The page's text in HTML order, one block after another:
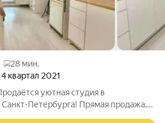
28 мин.
4 квартал 2021
уютная студия в
Петербурга! Прямая продажа,